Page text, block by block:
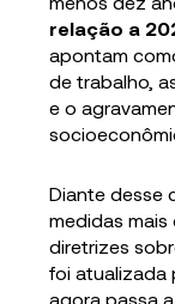
relação a
apontam
de trabalho,
e o
Diante desse
medidas mais
diretrizes
foi atualizada
agora passa